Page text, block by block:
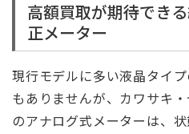
高額買取が期待でき
正メーター
現行モデルに多い液晶タイ
もありませんが、カワサキ
のアナログ式メーターは、